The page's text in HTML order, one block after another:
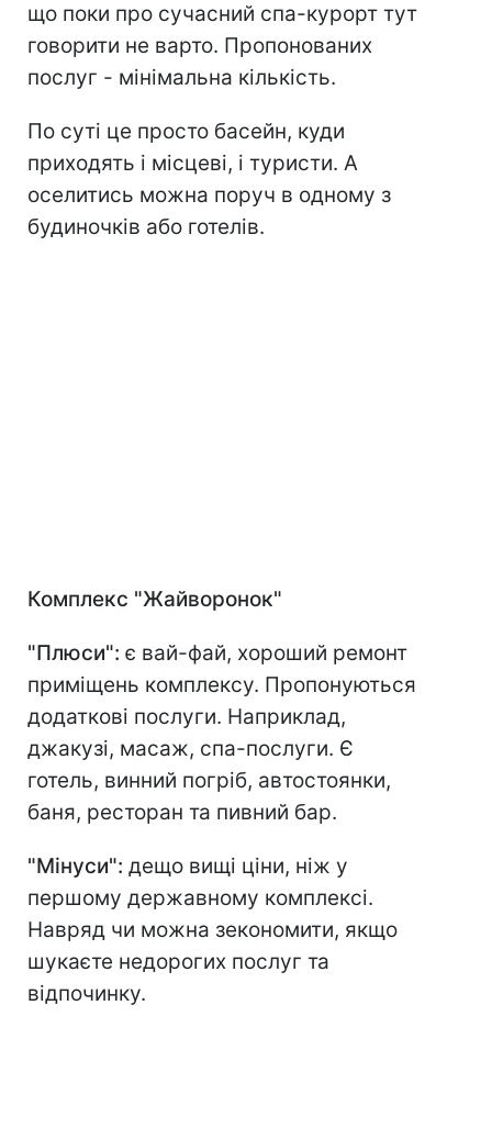
що поки про сучасний спа-курорт тут
говорити не варто. Пропонованих
послуг - мінімальна кількість.
По суті це просто басейн, куди
приходять і місцеві, і туристи. А
оселитись можна поруч в одному з
будиночків або готелів.
Комплекс "Жайворонок"
"Плюси": є вай-фай, хороший ремонт
приміщень комплексу. Пропонуються
додаткові послуги. Наприклад,
джакузі, масаж, спа-послуги. Є
готель, винний погріб, автостоянки,
баня, ресторан та пивний бар.
"Мінуси": дещо вищі ціни, ніж у
першому державному комплексі.
Навряд чи можна зекономити, якщо
шукаєте недорогих послуг та
відпочинку.